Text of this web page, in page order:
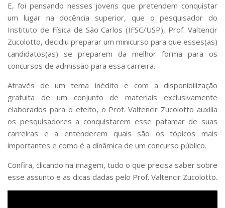
E, foi pensando nesses jovens que pretendem conquistar
um lugar na docência superior, que o pesquisador do
Instituto de Física de São Carlos (IFSC/USP), Prof. Valtencir
Zucolotto, decidiu preparar um minicurso para que esses(as)
candidatos(as) se preparem da melhor forma para os
concursos de admissão para essa carreira.
Através de um tema inédito e com a disponibilização
gratuita de um conjunto de materiais exclusivamente
elaborados para o efeito, o Prof. Valtencir Zucolotto auxilia
os pesquisadores a conquistarem esse patamar de suas
carreiras e a entenderem quais são os tópicos mais
importantes e como é a dinâmica de um concurso público.
Confira, clicando na imagem, tudo o que precisa saber sobre
esse assunto e as dicas dadas pelo Prof. Valtencir Zucolotto.